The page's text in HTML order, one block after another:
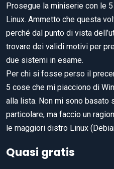
Prosegue la miniserie con le
Linux. Ammetto che questa
perché dal punto di vista
trovare dei validi motivi per
due sistemi in esame.
Per chi si fosse perso il
5 cose che mi piacciono di
alla lista. Non mi sono basato
particolare, ma faccio un
le maggiori distro Linux
Quasi gratis